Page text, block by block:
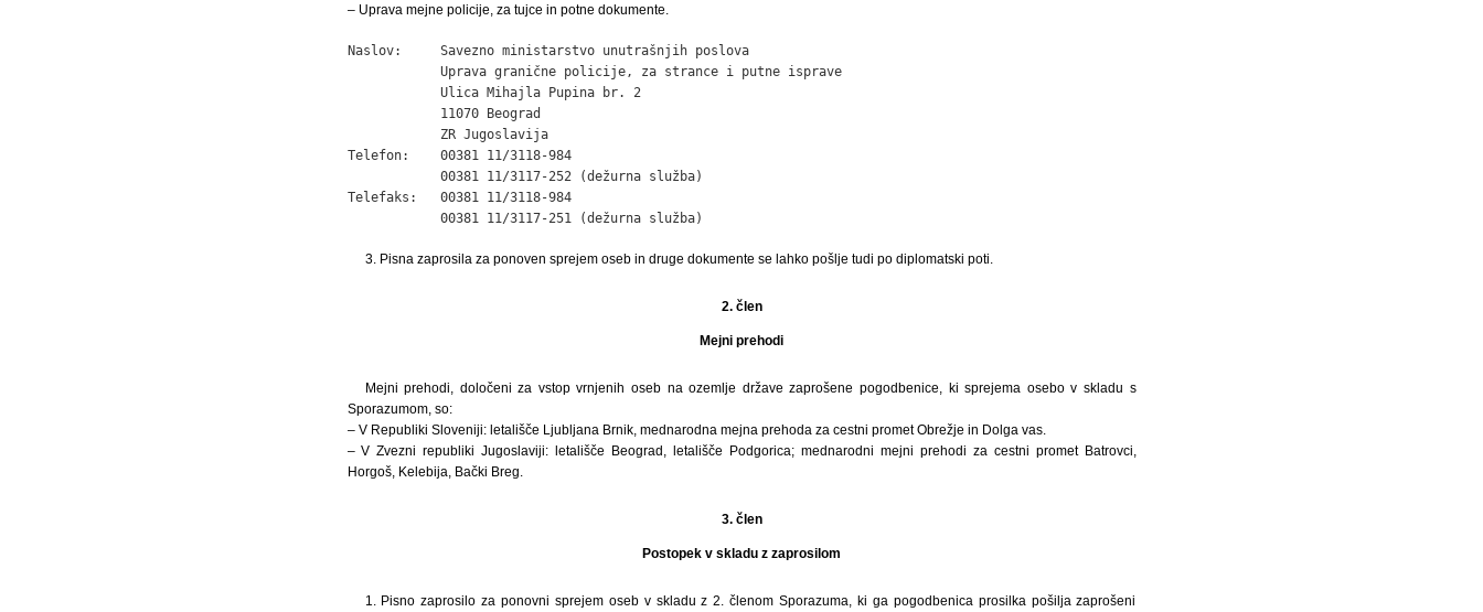
– Uprava mejne policije, za tujce in potne dokumente.
Naslov:     Savezno ministarstvo unutrašnjih poslova
            Uprava granične policije, za strance i putne isprave
            Ulica Mihajla Pupina br. 2
            11070 Beograd
            ZR Jugoslavija
Telefon:    00381 11/3118-984
            00381 11/3117-252 (dežurna služba)
Telefaks:   00381 11/3118-984
            00381 11/3117-251 (dežurna služba)
3. Pisna zaprosila za ponoven sprejem oseb in druge dokumente se lahko pošlje tudi po diplomatski poti.
2. člen
Mejni prehodi
Mejni prehodi, določeni za vstop vrnjenih oseb na ozemlje države zaprošene pogodbenice, ki sprejema osebo v skladu s
Sporazumom, so:
– V Republiki Sloveniji: letališče Ljubljana Brnik, mednarodna mejna prehoda za cestni promet Obrežje in Dolga vas.
– V Zvezni republiki Jugoslaviji: letališče Beograd, letališče Podgorica; mednarodni mejni prehodi za cestni promet Batrovci,
Horgoš, Kelebija, Bački Breg.
3. člen
Postopek v skladu z zaprosilom
1. Pisno zaprosilo za ponovni sprejem oseb v skladu z 2. členom Sporazuma, ki ga pogodbenica prosilka pošilja zaprošeni